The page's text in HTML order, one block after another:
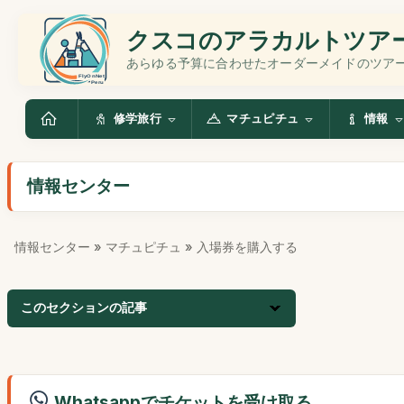
クスコのアラカルトツア
あらゆる予算に合わせたオーダーメイドのツアー
修学旅行 マチュピチュ 情報
情報センター
情報センター » マチュピチュ » 入場券を購入する
このセクションの記事